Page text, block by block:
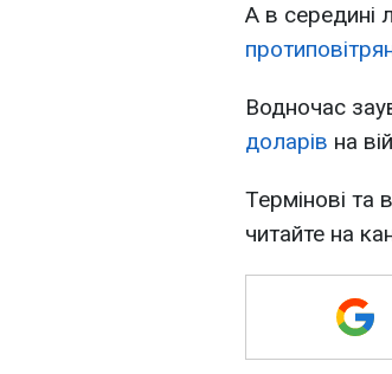
А в середині
Водночас
доларів на
Термінові та
читайте на